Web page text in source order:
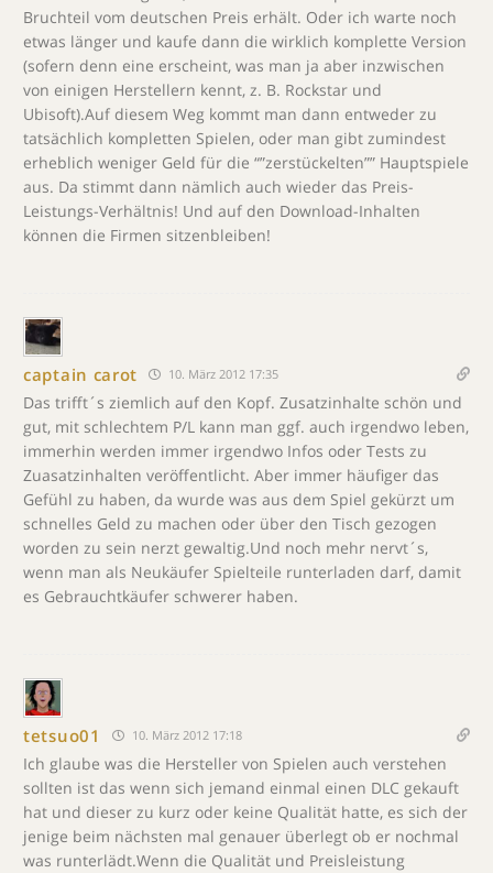
Bruchteil vom deutschen Preis erhält. Oder ich warte noch
etwas länger und kaufe dann die wirklich komplette Version
(sofern denn eine erscheint, was man ja aber inzwischen
von einigen Herstellern kennt, z. B. Rockstar und
Ubisoft).Auf diesem Weg kommt man dann entweder zu
tatsächlich kompletten Spielen, oder man gibt zumindest
erheblich weniger Geld für die “”zerstückelten”” Hauptspiele
aus. Da stimmt dann nämlich auch wieder das Preis-
Leistungs-Verhältnis! Und auf den Download-Inhalten
können die Firmen sitzenbleiben!
captain carot 10. März 2012 17:35
Das trifft´s ziemlich auf den Kopf. Zusatzinhalte schön und
gut, mit schlechtem P/L kann man ggf. auch irgendwo leben,
immerhin werden immer irgendwo Infos oder Tests zu
Zuasatzinhalten veröffentlicht. Aber immer häufiger das
Gefühl zu haben, da wurde was aus dem Spiel gekürzt um
schnelles Geld zu machen oder über den Tisch gezogen
worden zu sein nerzt gewaltig.Und noch mehr nervt´s,
wenn man als Neukäufer Spielteile runterladen darf, damit
es Gebrauchtkäufer schwerer haben.
tetsuo01 10. März 2012 17:18
Ich glaube was die Hersteller von Spielen auch verstehen
sollten ist das wenn sich jemand einmal einen DLC gekauft
hat und dieser zu kurz oder keine Qualität hatte, es sich der
jenige beim nächsten mal genauer überlegt ob er nochmal
was runterlädt.Wenn die Qualität und Preisleistung